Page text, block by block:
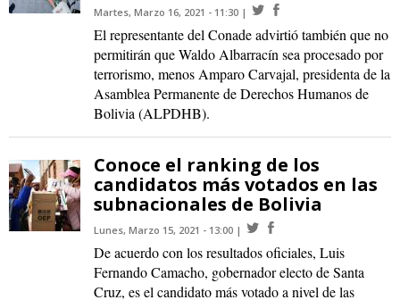
Martes, Marzo 16, 2021 - 11:30
El representante del Conade advirtió también que no
permitirán que Waldo Albarracín sea procesado por
terrorismo, menos Amparo Carvajal, presidenta de la
Asamblea Permanente de Derechos Humanos de
Bolivia (ALPDHB).
Conoce el ranking de los
candidatos más votados en las
subnacionales de Bolivia
Lunes, Marzo 15, 2021 - 13:00
De acuerdo con los resultados oficiales, Luis
Fernando Camacho, gobernador electo de Santa
Cruz, es el candidato más votado a nivel de las